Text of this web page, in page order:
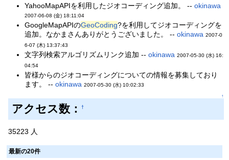
YahooMapAPIを利用したジオコーディング追加。 --okinawa
2007-06-08 (金) 18:11:04
GoogleMapAPIのGeoCoding?を利用してジオコーディングを
追加。なかまさんありがとうございました。 --okinawa 2007-0
6-07 (木) 13:37:43
文字列検索アルゴリズムリンク追加 --okinawa 2007-05-30 (水) 16:
04:54
皆様からのジオコーディングについての情報を募集しており
ます。 --okinawa 2007-05-30 (水) 10:02:33
↑
アクセス数： †
35223 人
最新の20件